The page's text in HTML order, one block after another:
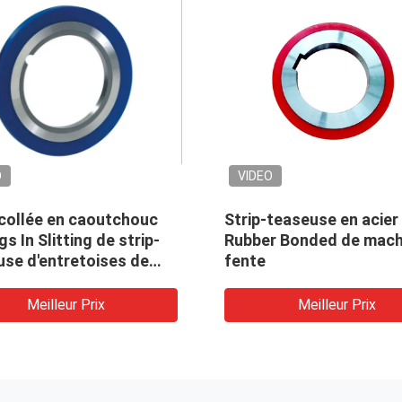
Strip-teaseuse d'anneaux en
caoutchouc de machine de
découpeuse
Le